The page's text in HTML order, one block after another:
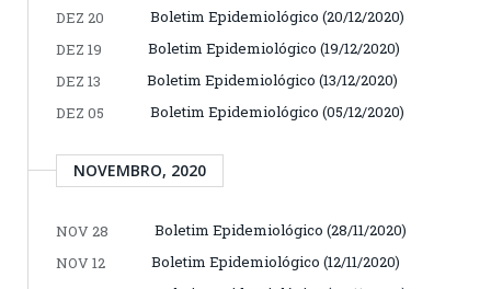
DEZ 20
Boletim Epidemiológico (20/12/2020)
DEZ 19
Boletim Epidemiológico (19/12/2020)
DEZ 13
Boletim Epidemiológico (13/12/2020)
DEZ 05
Boletim Epidemiológico (05/12/2020)
NOVEMBRO, 2020
NOV 28
Boletim Epidemiológico (28/11/2020)
NOV 12
Boletim Epidemiológico (12/11/2020)